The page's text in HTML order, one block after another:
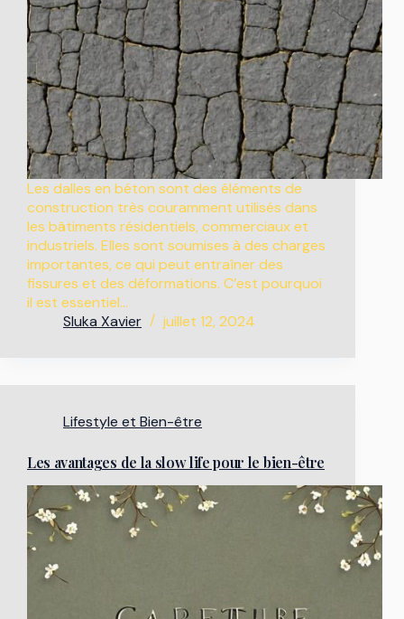
Les dalles en béton sont des éléments de
construction très couramment utilisés dans
les bâtiments résidentiels, commerciaux et
industriels. Elles sont soumises à des charges
importantes, ce qui peut entraîner des
fissures et des déformations. C’est pourquoi
il est essentiel…
Sluka Xavier
juillet 12, 2024
Lifestyle et Bien-être
Les avantages de la slow life pour le bien-être